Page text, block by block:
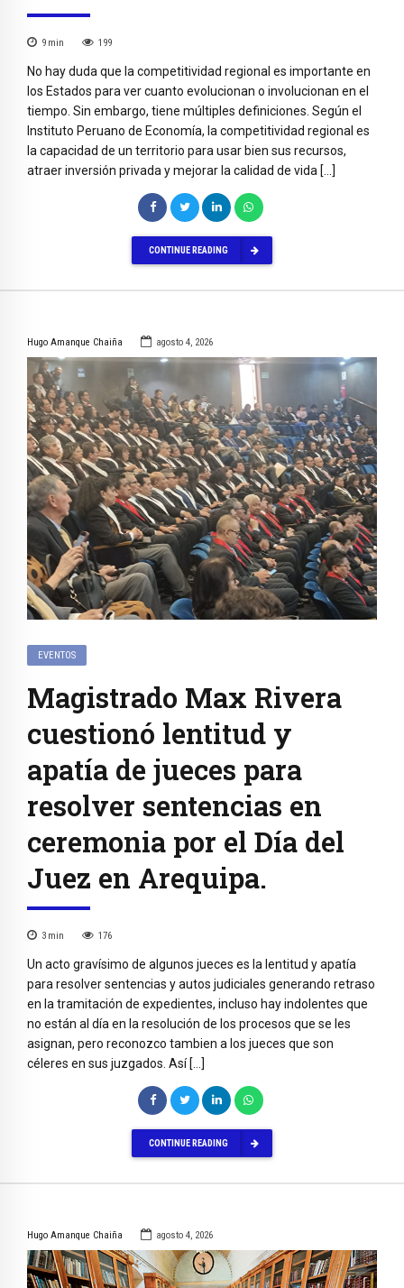
9 min 199
No hay duda que la competitividad regional es importante en
los Estados para ver cuanto evolucionan o involucionan en el
tiempo. Sin embargo, tiene múltiples definiciones. Según el
Instituto Peruano de Economía, la competitividad regional es
la capacidad de un territorio para usar bien sus recursos,
atraer inversión privada y mejorar la calidad de vida […]
CONTINUE READING
Hugo Amanque Chaiña agosto 4, 2026
EVENTOS
Magistrado Max Rivera
cuestionó lentitud y
apatía de jueces para
resolver sentencias en
ceremonia por el Día del
Juez en Arequipa.
3 min 176
Un acto gravísimo de algunos jueces es la lentitud y apatía
para resolver sentencias y autos judiciales generando retraso
en la tramitación de expedientes, incluso hay indolentes que
no están al día en la resolución de los procesos que se les
asignan, pero reconozco tambien a los jueces que son
céleres en sus juzgados. Así […]
CONTINUE READING
Hugo Amanque Chaiña agosto 4, 2026